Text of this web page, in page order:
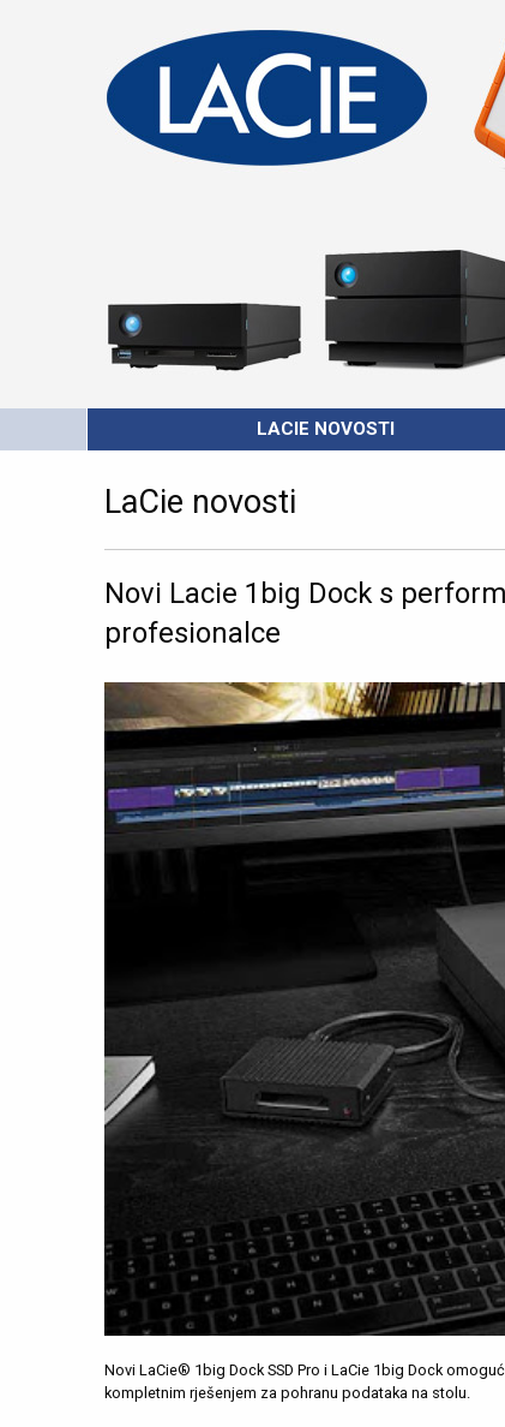
LACIE NOVOSTI
LaCie novosti
Novi Lacie 1big Dock s
profesionalce
Novi LaCie® 1big Dock SSD Pro i LaCie 1big Dock
kompletnim rješenjem za pohranu podataka na stolu.